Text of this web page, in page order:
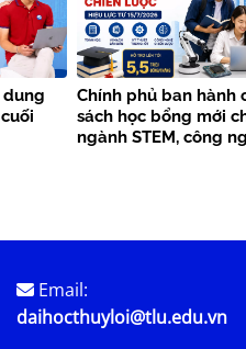
dung
Chính phủ ban hành
sách học bổng mới
ngành STEM, công
Email:
daihocthuyloi@tlu.edu.vn